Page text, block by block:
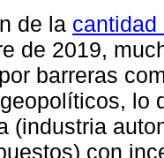
de la cantidad
de 2019,
barreras
lo
(industria
con